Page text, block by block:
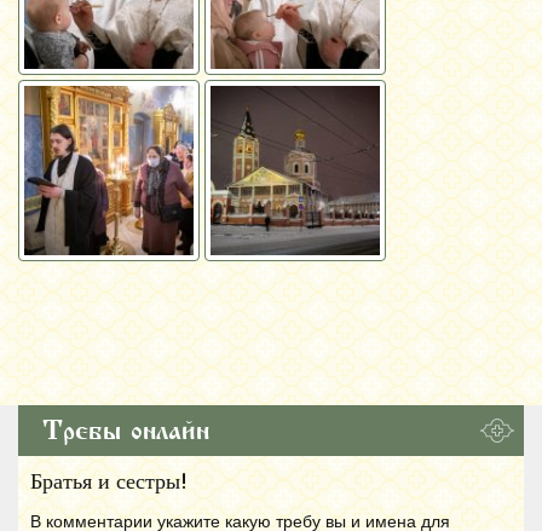
Требы онлайн
Братья и сестры!
В комментарии укажите какую требу вы и имена для